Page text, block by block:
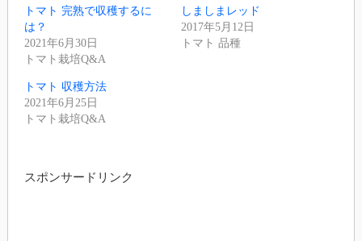
トマト 完熟で収穫するに
は？
2021年6月30日
トマト栽培Q&A
しましまレッド
2017年5月12日
トマト 品種
トマト 収穫方法
2021年6月25日
トマト栽培Q&A
スポンサードリンク